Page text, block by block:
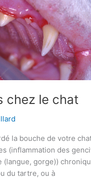
chez le chat
la bouche de votre
(inflammation des
(langue, gorge))
du tartre, ou à